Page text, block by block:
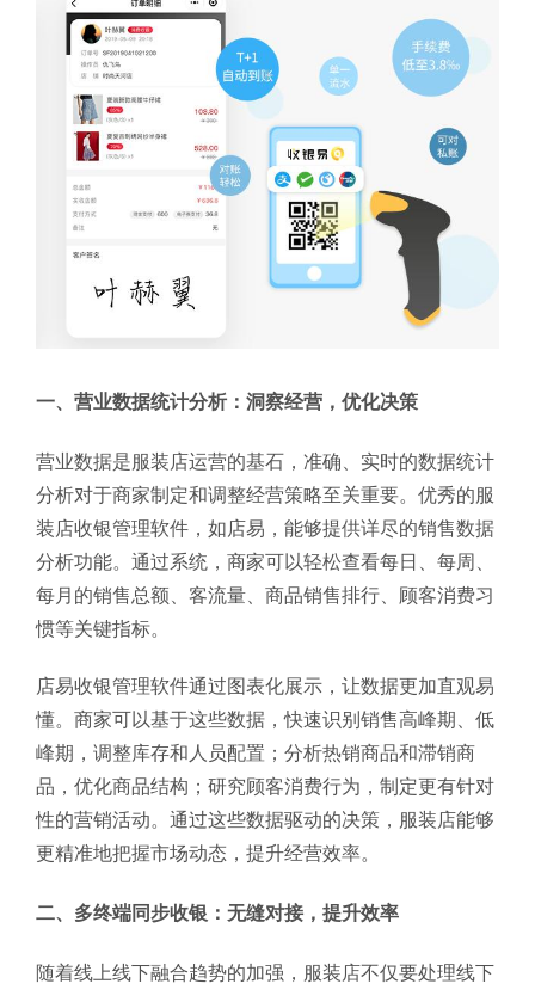
一、营业数据统计分析：洞察经营，优化决策
营业数据是服装店运营的基石，准确、实时的数据统计
分析对于商家制定和调整经营策略至关重要。优秀的服
装店收银管理软件，如店易，能够提供详尽的销售数据
分析功能。通过系统，商家可以轻松查看每日、每周、
每月的销售总额、客流量、商品销售排行、顾客消费习
惯等关键指标。
店易收银管理软件通过图表化展示，让数据更加直观易
懂。商家可以基于这些数据，快速识别销售高峰期、低
峰期，调整库存和人员配置；分析热销商品和滞销商
品，优化商品结构；研究顾客消费行为，制定更有针对
性的营销活动。通过这些数据驱动的决策，服装店能够
更精准地把握市场动态，提升经营效率。
二、多终端同步收银：无缝对接，提升效率
随着线上线下融合趋势的加强，服装店不仅要处理线下